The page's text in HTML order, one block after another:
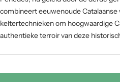
combineert eeuwenoude
keltertechnieken om hoogwaardige
authentieke terroir van deze